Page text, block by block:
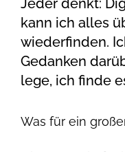
Jeder denkt:
kann ich alles
wiederfinden.
Gedanken
lege, ich finde
Was für ein